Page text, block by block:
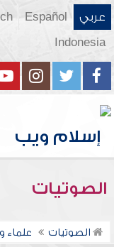
عربي Español
Indonesia
الصوتيات
الصوتيات علماء